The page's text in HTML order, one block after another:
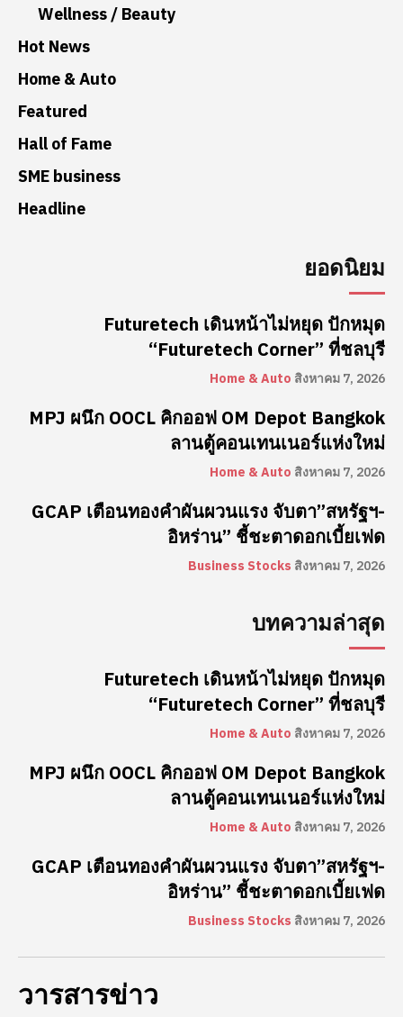
Wellness / Beauty
Hot News
Home & Auto
Featured
Hall of Fame
SME business
Headline
ยอดนิยม
Futuretech เดินหน้าไม่หยุด ปักหมุด
“Futuretech Corner” ที่ชลบุรี
Home & Auto สิงหาคม 7, 2026
MPJ ผนึก OOCL คิกออฟ OM Depot Bangkok
ลานตู้คอนเทนเนอร์แห่งใหม่
Home & Auto สิงหาคม 7, 2026
GCAP เตือนทองคำผันผวนแรง จับตา”สหรัฐฯ-
อิหร่าน” ชี้ชะตาดอกเบี้ยเฟด
Business Stocks สิงหาคม 7, 2026
บทความล่าสุด
Futuretech เดินหน้าไม่หยุด ปักหมุด
“Futuretech Corner” ที่ชลบุรี
Home & Auto สิงหาคม 7, 2026
MPJ ผนึก OOCL คิกออฟ OM Depot Bangkok
ลานตู้คอนเทนเนอร์แห่งใหม่
Home & Auto สิงหาคม 7, 2026
GCAP เตือนทองคำผันผวนแรง จับตา”สหรัฐฯ-
อิหร่าน” ชี้ชะตาดอกเบี้ยเฟด
Business Stocks สิงหาคม 7, 2026
วารสารข่าว